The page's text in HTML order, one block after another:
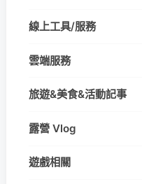
線上工具/服務
雲端服務
旅遊&美食&活動記事
露營 Vlog
遊戲相關